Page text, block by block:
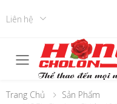
Liên hệ
Toggle
Trang Chủ
Sản Phẩm